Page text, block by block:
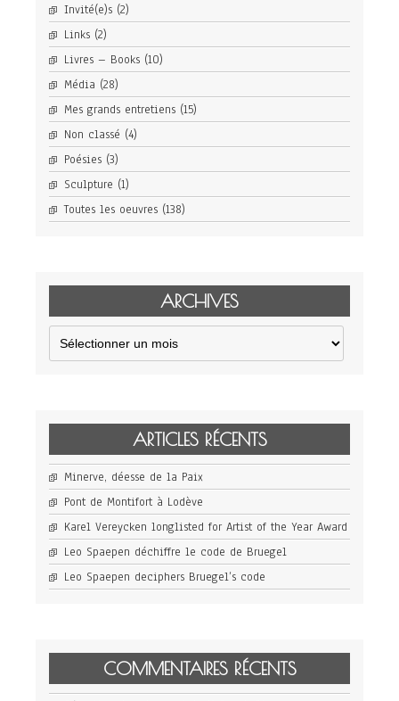
Invité(e)s (2)
Links (2)
Livres – Books (10)
Média (28)
Mes grands entretiens (15)
Non classé (4)
Poésies (3)
Sculpture (1)
Toutes les oeuvres (138)
ARCHIVES
Archives
ARTICLES RÉCENTS
Minerve, déesse de la Paix
Pont de Montifort à Lodève
Karel Vereycken longlisted for Artist of the Year Award
Leo Spaepen déchiffre le code de Bruegel
Leo Spaepen deciphers Bruegel’s code
COMMENTAIRES RÉCENTS